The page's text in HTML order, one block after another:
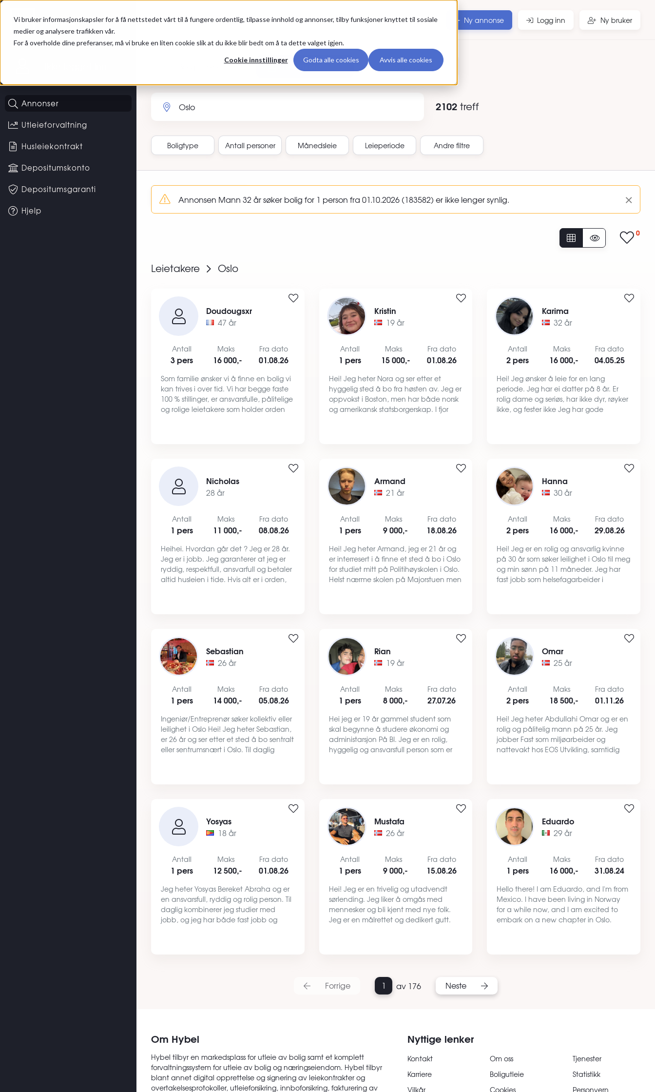
Vi bruker informasjonskapsler for å få nettstedet vårt til å fungere ordentlig, tilpasse innhold og annonser, tilby funksjoner knyttet til sosiale
medier og analysere trafikken vår.
For å overholde dine preferanser, må vi bruke en liten cookie slik at du ikke blir bedt om å ta dette valget igjen.
Cookie innstillinger Godta alle cookies Avvis alle cookies
Hybel
Annonser
Utleieforvaltning
Husleiekontrakt
Depositumskonto
Depositumsgaranti
Hjelp
Annonser Premium Ny annonse Logg inn Ny bruker
Leietakere Hybelvenner
Søk etter sted eller annonse-ID
2102 treff
Boligtype Antall personer Månedsleie Leieperiode Andre filtre
Sortering
Annonsen Mann 32 år søker bolig for 1 person fra 01.10.2026 (183582) er ikke lenger synlig.
0
Leietakere Oslo
Doudougsxr
47 år
Antall
3 pers
Maks
16 000,-
Fra dato
01.08.26
Som familie ønsker vi å finne en bolig vi
kan trives i over tid. Vi har begge faste
100 % stillinger, er ansvarsfulle, pålitelige
og rolige leietakere som holder orden
Kristin
19 år
Antall
1 pers
Maks
15 000,-
Fra dato
01.08.26
Hei! Jeg heter Nora og ser etter et
hyggelig sted å bo fra høsten av. Jeg er
oppvokst i Boston, men har både norsk
og amerikansk statsborgerskap. I fjor
Karima
32 år
Antall
2 pers
Maks
16 000,-
Fra dato
04.05.25
Hei! Jeg ønsker å leie for en lang
periode. Jeg har ei datter på 8 år. Er
rolig dame og seriøs, har ikke dyr, røyker
ikke, og fester ikke Jeg har gode
Nicholas
28 år
Antall
1 pers
Maks
11 000,-
Fra dato
08.08.26
Heihei. Hvordan går det ? Jeg er 28 år.
Jeg er i jobb. Jeg garanterer at jeg er
ryddig, respektfull, ansvarfull og betaler
altid husleien i tide. Hvis alt er i orden,
Armand
21 år
Antall
1 pers
Maks
9 000,-
Fra dato
18.08.26
Hei! Jeg heter Armand, jeg er 21 år og
er interresert i å finne et sted å bo i Oslo
for studiet mitt på Politihøyskolen i Oslo.
Helst nærme skolen på Majorstuen men
Hanna
30 år
Antall
2 pers
Maks
16 000,-
Fra dato
29.08.26
Hei! Jeg er en rolig og ansvarlig kvinne
på 30 år som søker leilighet i Oslo til meg
og min sønn på 11 måneder. Jeg har
fast jobb som helsefagarbeider i
Sebastian
26 år
Antall
1 pers
Maks
14 000,-
Fra dato
05.08.26
Ingeniør/Entreprenør søker kollektiv eller
leilighet i Oslo Hei! Jeg heter Sebastian,
er 26 år og ser etter et sted å bo sentralt
eller sentrumsnært i Oslo. Til daglig
Rian
19 år
Antall
1 pers
Maks
8 000,-
Fra dato
27.07.26
Hei jeg er 19 år gammel student som
skal begynne å studere økonomi og
administarsjon På BI. Jeg er en rolig,
hyggelig og ansvarsfull person som er
Omar
25 år
Antall
2 pers
Maks
18 500,-
Fra dato
01.11.26
Hei! Jeg heter Abdullahi Omar og er en
rolig og pålitelig mann på 25 år. Jeg
jobber Fast som miljøarbeider og
nattevakt hos EOS Utvikling, samtidig
Yosyas
18 år
Antall
1 pers
Maks
12 500,-
Fra dato
01.08.26
Jeg heter Yosyas Bereket Abraha og er
en ansvarsfull, ryddig og rolig person. Til
daglig kombinerer jeg studier med
jobb, og jeg har både fast jobb og
Mustafa
26 år
Antall
1 pers
Maks
9 000,-
Fra dato
15.08.26
Hei! Jeg er en trivelig og utadvendt
sørlending. Jeg liker å omgås med
mennesker og bli kjent med nye folk.
Jeg er en målrettet og dedikert gutt.
Eduardo
29 år
Antall
1 pers
Maks
16 000,-
Fra dato
31.08.24
Hello there! I am Eduardo, and I'm from
Mexico. I have been living in Norway
for a while now, and I am excited to
embark on a new chapter in Oslo.
Forrige 1 av 176 Neste
Om Hybel
Hybel tilbyr en markedsplass for utleie av bolig samt et komplett
forvaltningssystem for utleie av bolig og næringseiendom. Hybel tilbyr
blant annet digital opprettelse og signering av leiekontrakter og
overtakelsesprotokoller, utleieforsikring, innboforsikring, fakturering av
Nyttige lenker
Kontakt Om oss
Tjenester
Karriere
Boligutleie
Statistikk
Vilkår
Cookies Personvern